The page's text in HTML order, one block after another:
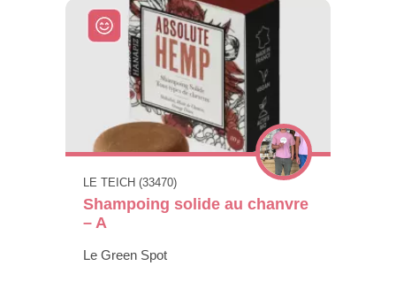
LE TEICH (33470)
Shampoing solide au chanvre
– A
Le Green Spot